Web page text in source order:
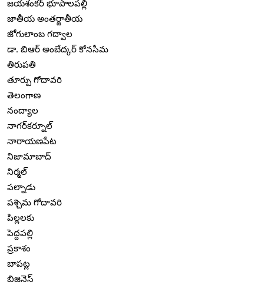
జయశంకర్ భూపాలపల్లి
జాతీయ అంతర్జాతీయ
జోగులాంబ గద్వాల
డా. బిఆర్ అంబేద్కర్ కోనసీమ
తిరుపతి
తూర్పు గోదావరి
తెలంగాణ
నంద్యాల
నాగర్‌కర్నూల్
నారాయణపేట
నిజామాబాద్
నిర్మల్
పల్నాడు
పశ్చిమ గోదావరి
పిల్లలకు
పెద్దపల్లి
ప్రకాశం
బాపట్ల
బిజినెస్